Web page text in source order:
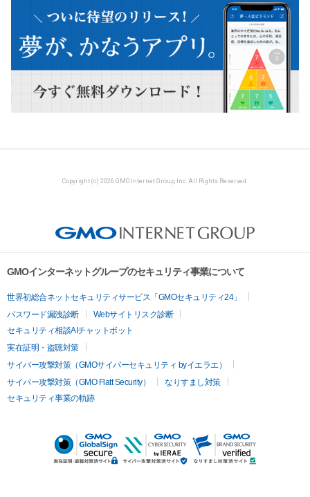
Copyright (c) 2026 GMO Internet Group, Inc. All Rights Reserved.
GMOインターネットグループのセキュリティ事業について
世界初総合ネットセキュリティサービス「GMOセキュリティ24」
パスワード漏洩診断
Webサイトリスク診断
セキュリティ相談AIチャットボット
実在証明・盗聴対策
サイバー攻撃対策（GMOサイバーセキュリティ byイエラエ）
サイバー攻撃対策（GMO Flatt Security）
なりすまし対策
セキュリティ事業の軌跡